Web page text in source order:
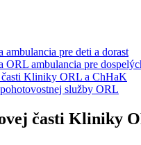
pre deti a dorast
ORL ambulancia pre
Kliniky ORL a ChHaK
služby ORL
časti Kliniky